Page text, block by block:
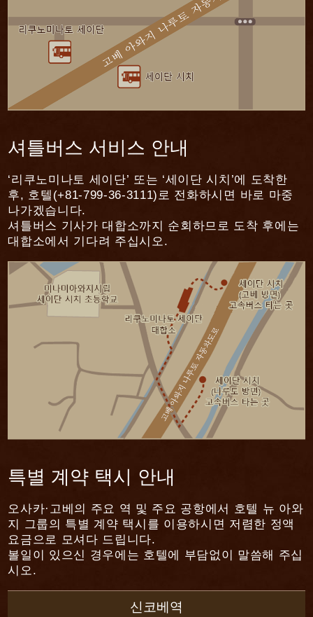
셔틀버스 서비스 안내
‘리쿠노미나토 세이단’ 또는 ‘세이단 시치’에 도착한
후, 호텔(+81-799-36-3111)로 전화하시면 바로 마중
나가겠습니다.
셔틀버스 기사가 대합소까지 순회하므로 도착 후에는
대합소에서 기다려 주십시오.
특별 계약 택시 안내
오사카·고베의 주요 역 및 주요 공항에서 호텔 뉴 아와
지 그룹의 특별 계약 택시를 이용하시면 저렴한 정액
요금으로 모셔다 드립니다.
볼일이 있으신 경우에는 호텔에 부담없이 말씀해 주십
시오.
신코베역